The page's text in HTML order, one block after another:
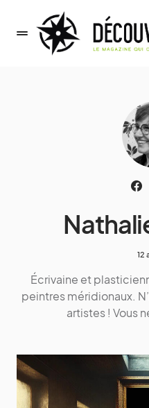
12
Écrivaine et
peintres méridionaux.
artistes ! Vous